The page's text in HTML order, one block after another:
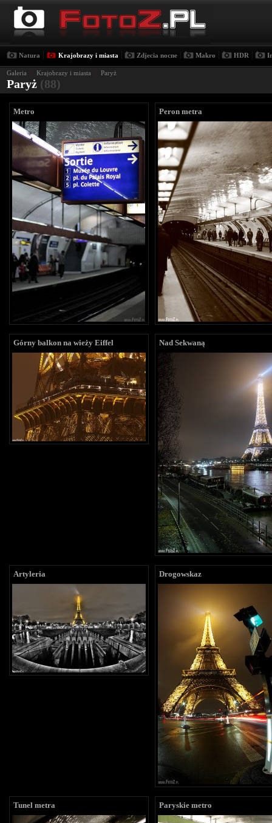
Natura Krajobrazy i miasta Zdjecia nocne Makro HDR
Galeria › Krajobrazy i miasta › Paryż
Paryż (88)
Metro Peron metra
Górny balkon na wieży Eiffel Nad Sekwaną
Artyleria Drogowskaz
Tunel metra Paryskie metro